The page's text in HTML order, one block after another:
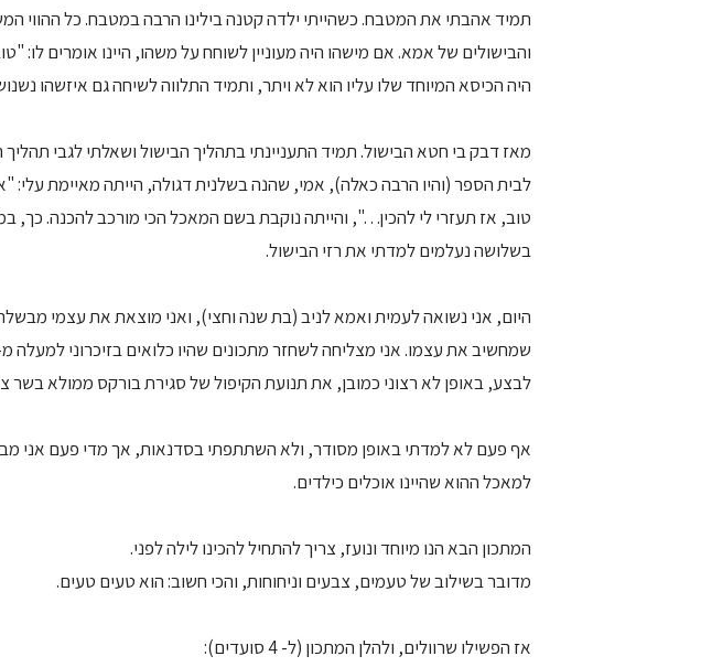
תמיד אהבתי את המטבח. כשהייתי ילדה קטנה בילינו הרבה במטבח. כל ההווי
והבישולים של אמא. אם מישהו היה מעוניין לשוחח על משהו, היינו אומרים לו:
היה הכיסא המיוחד שלו עליו הוא לא ויתר, ותמיד התלווה לשיחה גם איזשהו
מאז דבק בי חטא הבישול. תמיד התעניינתי בתהליך הבישול ושאלתי לגבי
לבית הספר (והיו הרבה כאלה), אמי, שהנה בשלנית דגולה, הייתה מאיימת
טוב, אז תעזרי לי להכין…", והייתה נוקבת בשם המאכל הכי מורכב להכנה. כך,
בשלושה נעלמים למדתי את רזי הבישול.
היום, אני נשואה לעמית ואמא לניב (בת שנה וחצי), ואני מוצאת את עצמי
לבצע, באופן לא רצוני כמובן, את תנועת הקיפול של סגירת בורקס ממולא בשר
אף פעם לא למדתי באופן מסודר, ולא השתתפתי בסדנאות, אך מדי פעם אני
למאכל ההוא שהיינו אוכלים כילדים.
המתכון הבא הנו מיוחד ונועז, צריך להתחיל להכינו לילה לפני.
מדובר בשילוב של טעמים, צבעים וניחוחות, והכי חשוב: הוא טעים טעים.
אז הפשילו שרוולים, ולהלן המתכון (ל- 4 סועדים):